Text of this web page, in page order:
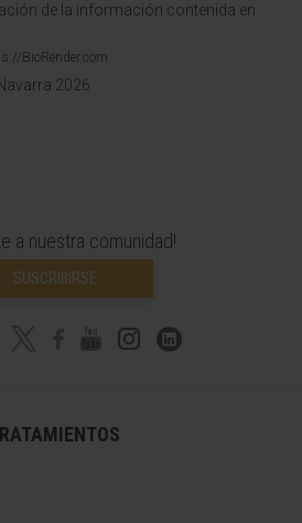
de la información contenida en
BioRender.com
2026
a nuestra comunidad!
SUSCRIBIRSE